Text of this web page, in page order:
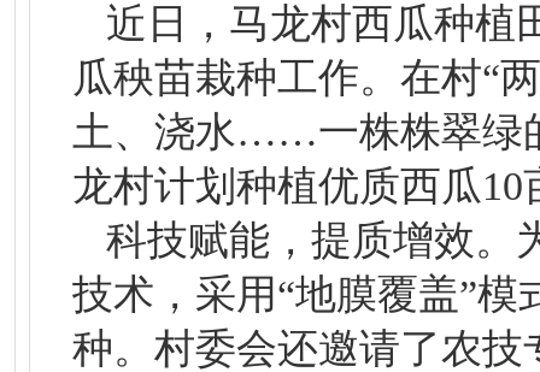
近日，马龙村西瓜种植
瓜秧苗栽种工作。在村“
土、浇水……一株株翠绿
龙村计划种植优质西瓜
科技赋能，提质增效。
技术，采用“地膜覆盖”
种。村委会还邀请了农